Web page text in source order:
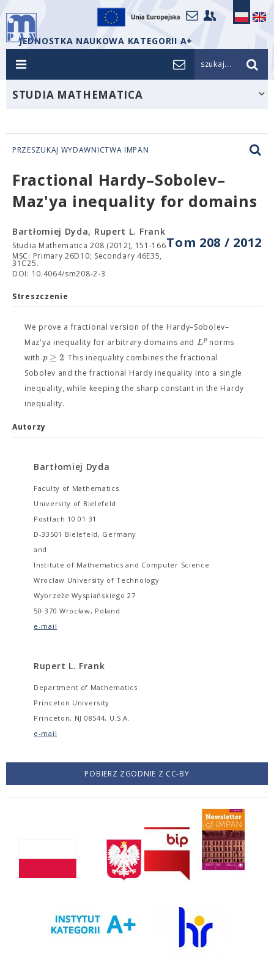
JEDNOSTKA NAUKOWA KATEGORII A+
szukaj...
STUDIA MATHEMATICA
PRZESZUKAJ WYDAWNICTWA IMPAN
Fractional Hardy–Sobolev–
Maz'ya inequality for domains
Tom 208 / 2012
Bartłomiej Dyda, Rupert L. Frank
Studia Mathematica 208 (2012), 151-166
MSC: Primary 26D10; Secondary 46E35,
31C25.
DOI: 10.4064/sm208-2-3
Streszczenie
We prove a fractional version of the Hardy–Sobolev–
Maz'ya inequality for arbitrary domains and Lp norms
with p ≥ 2. This inequality combines the fractional
Sobolev and the fractional Hardy inequality into a single
inequality, while keeping the sharp constant in the Hardy
inequality.
Autorzy
Bartłomiej Dyda
Faculty of Mathematics
University of Bielefeld
Postfach 10 01 31
D-33501 Bielefeld, Germany
and
Institute of Mathematics and Computer Science
Wrocław University of Technology
Wybrzeże Wyspiańskiego 27
50-370 Wrocław, Poland
e-mail
Rupert L. Frank
Department of Mathematics
Princeton University
Princeton, NJ 08544, U.S.A.
e-mail
POBIERZ ZGODNIE Z CC-BY